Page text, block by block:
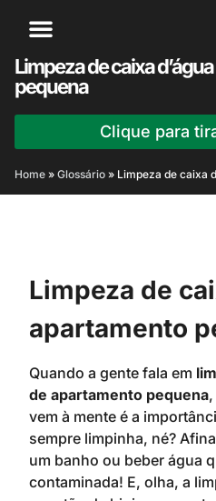
Limpeza de caixa
pequena
Clique para
Home » Glossário » Limpeza de caixa
Limpeza de
apartamento
Quando a gente fala em
de apartamento pequena
vem à mente é a
sempre limpinha, né?
um banho ou beber água
contaminada! E, olha, a